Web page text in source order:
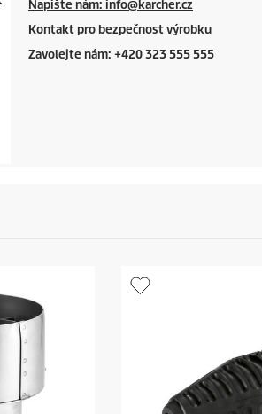
Napište nám: info@karcher.cz
Kontakt pro bezpečnost výrobku
Zavolejte nám: +420 323 555 555